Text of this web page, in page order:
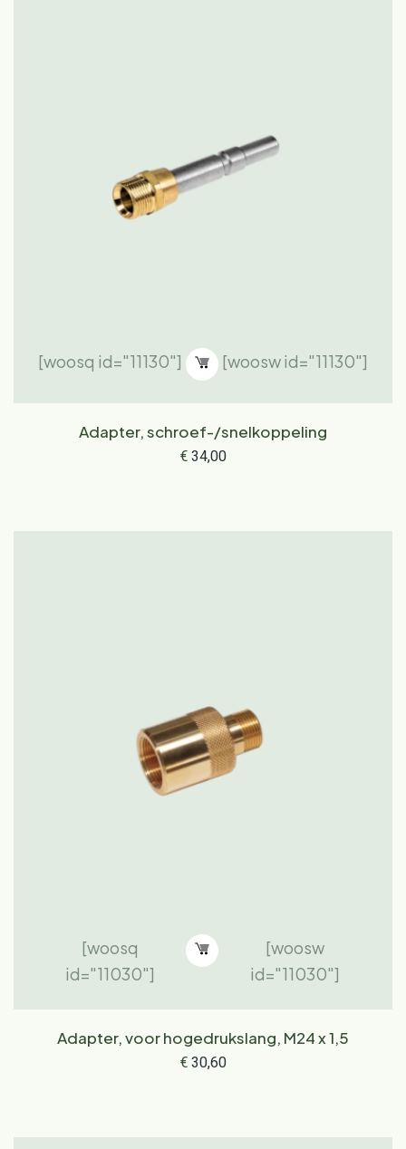
[woosq id="11130"] [woosw id="11130"]
Adapter, schroef-/snelkoppeling
€34,00
[woosq
id="11030"]
[woosw
id="11030"]
Adapter, voor hogedrukslang, M24 x 1,5
€30,60